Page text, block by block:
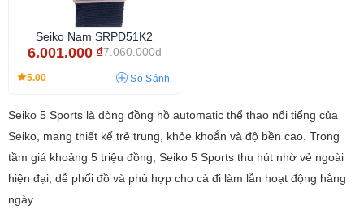
Seiko Nam SRPD51K2
6.001.000 ₫7.060.000đ
5.00 So Sánh
Seiko 5 Sports là dòng đồng hồ automatic thể thao nổi tiếng của
Seiko, mang thiết kế trẻ trung, khỏe khoắn và độ bền cao. Trong
tầm giá khoảng 5 triệu đồng, Seiko 5 Sports thu hút nhờ vẻ ngoài
hiện đại, dễ phối đồ và phù hợp cho cả đi làm lẫn hoạt động hằng
ngày.